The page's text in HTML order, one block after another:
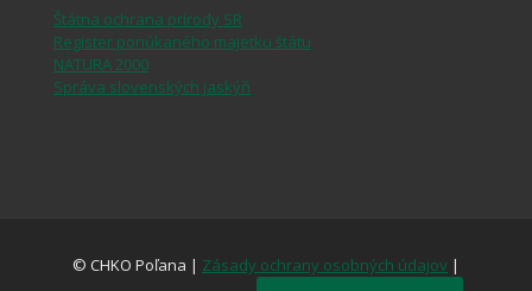
Štátna ochrana prírody SR
Register ponúkaného majetku štátu
NATURA 2000
Správa slovenských jaskýň
© CHKO Poľana | Zásady ochrany osobných údajov |